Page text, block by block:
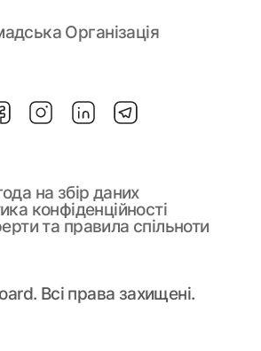
Організація
Всі права захищені.
на збір даних
конфіденційності
та правила спільноти